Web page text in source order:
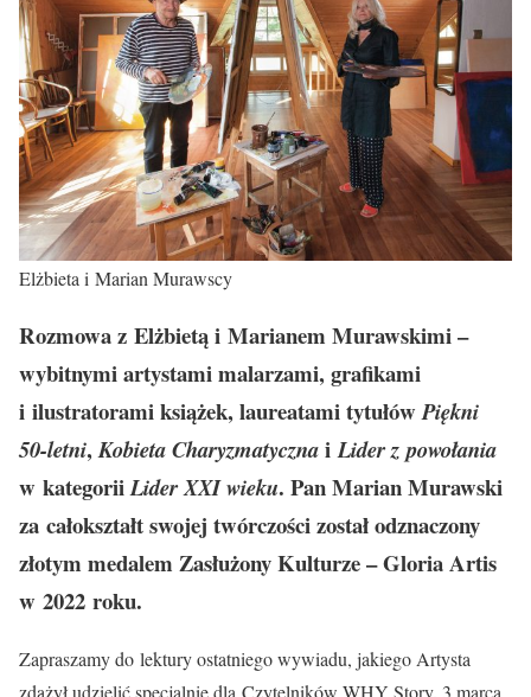
Elżbieta i Marian Murawscy
Rozmowa z Elżbietą i Marianem Murawskimi –
wybitnymi artystami malarzami, grafikami
i ilustratorami książek, laureatami tytułówPiękni
50-letni,Kobieta CharyzmatycznaiLider z powołania
w kategoriiLider XXI wieku. Pan Marian Murawski
za całokształt swojej twórczości został odznaczony
złotym medalem Zasłużony Kulturze – Gloria Artis
w 2022 roku.
Zapraszamy do lektury ostatniego wywiadu, jakiego Artysta
zdążył udzielić specjalnie dla Czytelników WHY Story. 3 marca